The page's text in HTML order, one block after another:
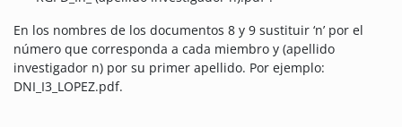
En los nombres de los documentos 8 y 9 sustituir ‘n’ por el
número que corresponda a cada miembro y (apellido
investigador n) por su primer apellido. Por ejemplo:
DNI_I3_LOPEZ.pdf.